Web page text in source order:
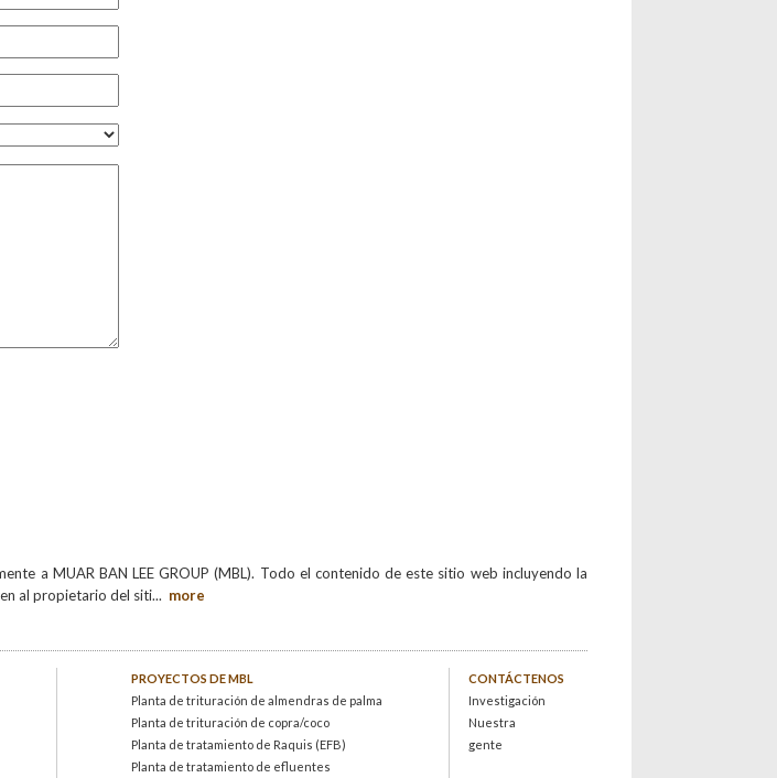
a MUAR BAN LEE GROUP (MBL). Todo el contenido de este sitio web incluyendo la
al propietario del siti... more
PROYECTOS DE MBL
Planta de trituración de almendras de palma
Planta de trituración de copra/coco
Planta de tratamiento de Raquis (EFB)
Planta de tratamiento de efluentes
CONTÁCTENOS
Investigación
Nuestra
gente